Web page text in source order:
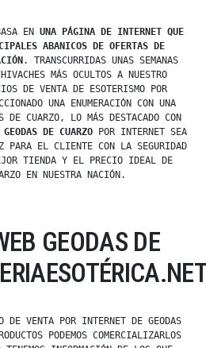
EN UNA PÁGINA DE INTERNET QUE
ABANICOS DE OFERTAS DE
. TRANSCURRIDAS UNAS SEMANAS
MÁS OCULTOS A NUESTRO
DE VENTA DE ESOTERISMO POR
UNA ENUMERACIÓN CON UNA
DE CUARZO, LO MÁS DESTACADO CON
GEODAS DE CUARZOPOR INTERNET SEA
PARA EL CLIENTE CON LA SEGURIDAD
TIENDA Y EL PRECIO IDEAL DE
EN NUESTRA NACIÓN.
GEODAS DE
DE VENTA POR INTERNET DE GEODAS
PODEMOS COMERCIALIZARLOS